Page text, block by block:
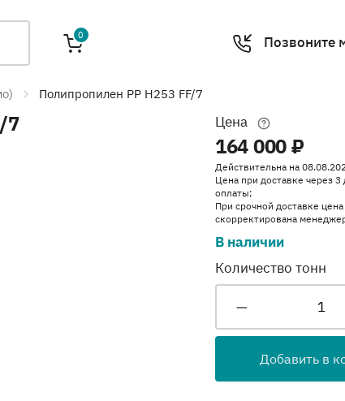
0 Позвоните
Полипропилен PP H253 FF/7
7 Цена
164 000 ₽
Действительна на
Цена при доставке через 3
оплаты;
При срочной доставке
скорректирована
В наличии
Количество тонн
Добавить в